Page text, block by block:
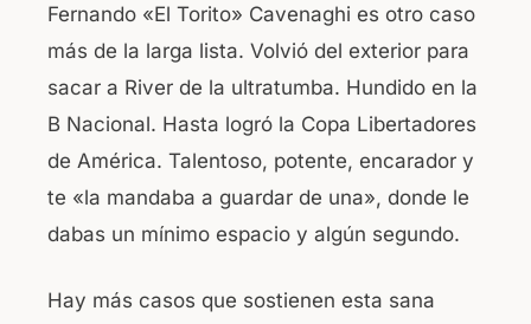
Fernando «El Torito» Cavenaghi es otro caso
más de la larga lista. Volvió del exterior para
sacar a River de la ultratumba. Hundido en la
B Nacional. Hasta logró la Copa Libertadores
de América. Talentoso, potente, encarador y
te «la mandaba a guardar de una», donde le
dabas un mínimo espacio y algún segundo.
Hay más casos que sostienen esta sana